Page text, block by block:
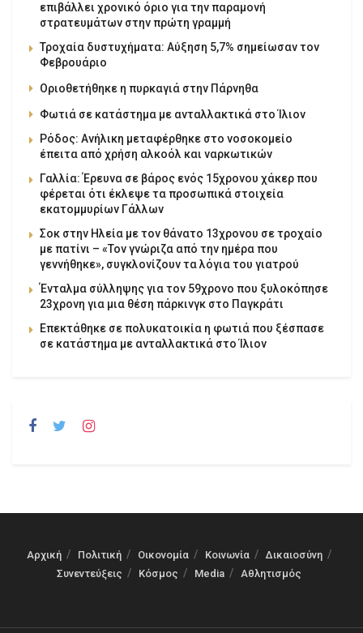
επιβάλλει χρονικό όριο για την παραμονή
στρατευμάτων στην πρώτη γραμμή
Τροχαία δυστυχήματα: Αύξηση 5,7% σημείωσαν τον
Φεβρουάριο
Οριοθετήθηκε η πυρκαγιά στην Πάρνηθα
Φωτιά σε κατάστημα με ανταλλακτικά στο Ίλιον
Ρόδος: Ανήλικη μεταφέρθηκε στο νοσοκομείο
έπειτα από χρήση αλκοόλ και ναρκωτικών
Γαλλία: Έρευνα σε βάρος ενός 15χρονου χάκερ που
φέρεται ότι έκλεψε τα προσωπικά στοιχεία
εκατομμυρίων Γάλλων
Σοκ στην Ηλεία με τον θάνατο 13χρονου σε τροχαίο
με πατίνι – «Τον γνώριζα από την ημέρα που
γεννήθηκε», συγκλονίζουν τα λόγια του γιατρού
Ένταλμα σύλληψης για τον 59χρονο που ξυλοκόπησε
23χρονη για μια θέση πάρκινγκ στο Παγκράτι
Επεκτάθηκε σε πολυκατοικία η φωτιά που ξέσπασε
σε κατάστημα με ανταλλακτικά στο Ίλιον
Αρχική Πολιτική Οικονομία Κοινωνία
Δικαιοσύνη
Συνεντεύξεις
Κόσμος Media Αθλητισμός